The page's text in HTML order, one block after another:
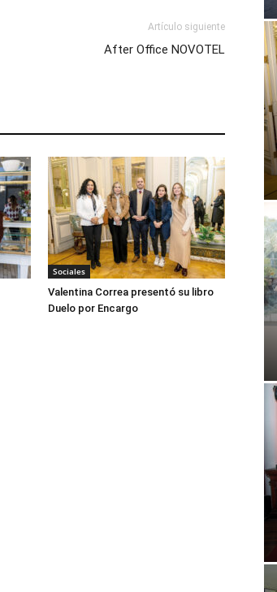
Artículo siguiente
After Office NOVOTEL
Sociales
Valentina Correa presentó su libro
Duelo por Encargo